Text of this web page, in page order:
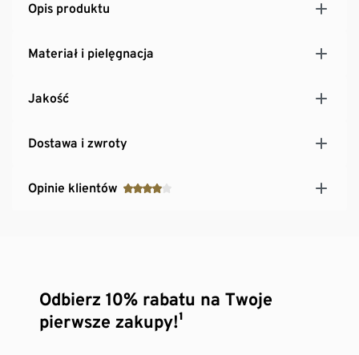
Opis produktu
Materiał i pielęgnacja
Jakość
Dostawa i zwroty
Opinie klientów
Odbierz 10% rabatu na Twoje
pierwsze zakupy!¹